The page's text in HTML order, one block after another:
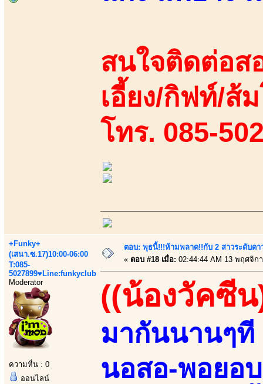
สนใจติดต่อส
เอี้ยง/กิฟท์/ส้
โทร. 085-
+Funky+
(เสนา.ซ.17)10:00-06:00
T:085-
5027899♥Line:funkyclub
Moderator
ความหื่น : 0
ออนไลน์
ตอบ: พุธนี้!!!ห้ามพลาด!!กับ 2 สาวระดับดา
« ตอบ #18 เมื่อ: 02:44:44 AM 13 พฤศจิก
((น้องวัคซี
มากันนานๆที
นอสอ-พอยอ